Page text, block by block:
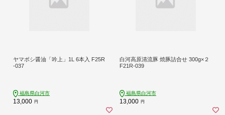
ヤマボシ醤油「吟上」1L 6本入 F25R
-037
福島県白河市
13,000 円
白河高原清流豚 焼豚詰合せ 300g×２
F21R-039
福島県白河市
13,000 円